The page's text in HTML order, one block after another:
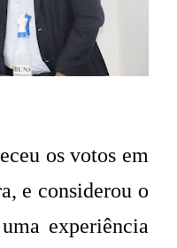
os votos em
e considerou o
experiência